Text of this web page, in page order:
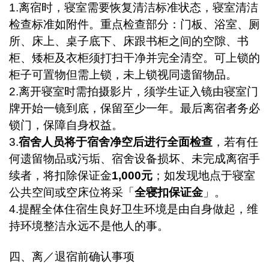
1.离宿时，寝室需要恢复清洁标准状态，寝室清洁
检查标准如附件。重点检查部分：门板、浴室、厕
所、床上、桌子底下、床跟书柜之间的空隙、书
柜、矮柜及衣柜须打扫干净并完全清空。可上锁的
柜子可置物但需上锁，未上锁视同遗留物品。
2.离开寝室时需拍摄影片，须学生证入镜由寝室门
牌开始一镜到底，保留至少一年。最后离宿者务必
锁门，保障自身权益。
3.宿舍人员将于宿舍净空后进行全面检查 ，若有任
何遗留物品或污垢、宿舍设备损坏、未完成离宿手
续者，将扣除保证金1,000元 ；如发现地点于寝室
公共空间或空床位将采「全寝扣保证金 」。
4.提醒全体住宿生良好卫生环境是由自身做起，维
持环境整洁永远不是他人的事。
四、离／退宿前确认事项